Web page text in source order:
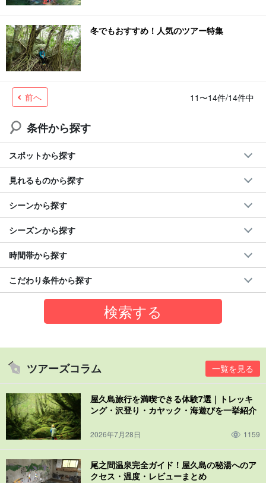
冬でもおすすめ！人気のツアー特集
前へ 11〜14件/14件中
条件から探す
スポットから探す
見れるものから探す
シーンから探す
シーズンから探す
時間帯から探す
こだわり条件から探す
ツアーズコラム 一覧を見る
屋久島旅行を満喫できる体験7選｜トレッキ
ング・沢登り・カヤック・海遊びを一挙紹介
2026年7月28日 1159
尾之間温泉完全ガイド！屋久島の秘湯へのア
クセス・温度・レビューまとめ